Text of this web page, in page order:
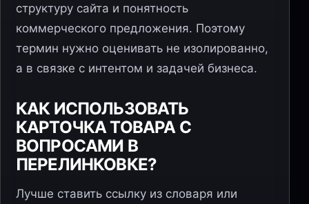
структуру сайта и понятность
коммерческого предложения. Поэтому
термин нужно оценивать не изолированно,
а в связке с интентом и задачей бизнеса.
КАК ИСПОЛЬЗОВАТЬ
КАРТОЧКА ТОВАРА С
ВОПРОСАМИ В
ПЕРЕЛИНКОВКЕ?
Лучше ставить ссылку из словаря или